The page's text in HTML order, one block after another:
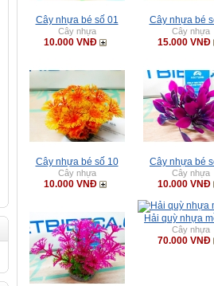
Cây nhựa bé số 01
Cây nhựa
10.000 VNĐ
Cây nhựa bé
Cây nhựa
15.000 VNĐ
Cây nhựa bé số 10
Cây nhựa
10.000 VNĐ
Cây nhựa bé
Cây nhựa
10.000 VNĐ
Hải quỳ nhựa
Cây nhựa
70.000 VNĐ